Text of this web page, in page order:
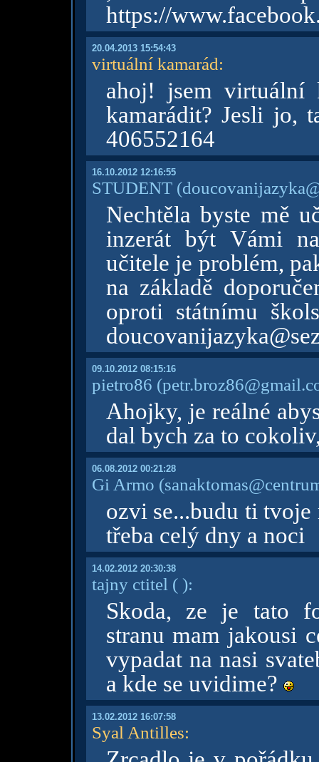
https://
20.04.2013 15:54:43
virtuální kamarád:
ahoj! jsem virtuální
kamarádit? Jesli jo,
406552164
16.10.2012 12:16:55
STUDENT
Nechtěla byste mě
inzerát být Vámi
učitele je problém,
na základě
oproti státnímu
09.10.2012 08:15:16
pietro86
Ahojky, je reálné
dal bych za to
06.08.2012 00:21:28
Gi Armo
ozvi se...budu ti
třeba celý dny a noci
14.02.2012 20:30:38
tajny ctitel ( ):
Skoda, ze je tato
stranu mam jakousi
vypadat na nasi
a kde se uvidime?
13.02.2012 16:07:58
Syal Antilles: